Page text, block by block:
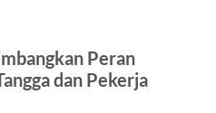
Peran
dan Pekerja